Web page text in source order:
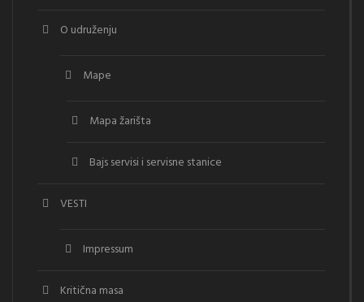
O udruženju
Mape
Mapa žarišta
Bajs servisi i servisne stanice
VESTI
Impressum
Kritična masa